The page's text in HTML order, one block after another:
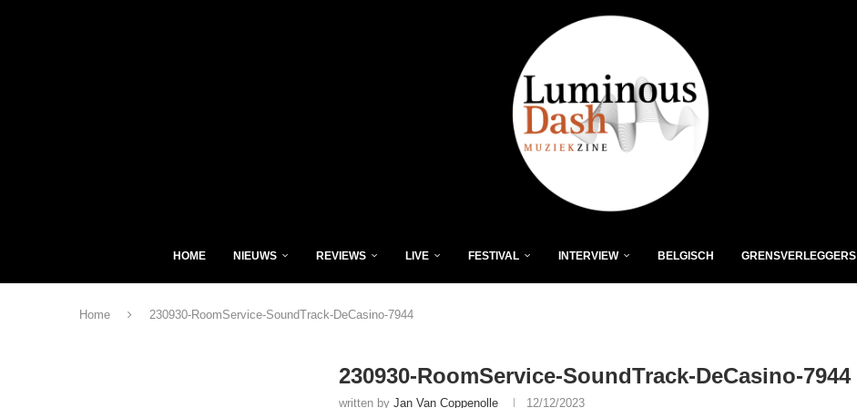
HOME NIEUWS REVIEWS LIVE FESTIVAL INTERVIEW BELGISCH GRENSVERLEGGERS
Home 230930-RoomService-SoundTrack-DeCasino-7944
230930-RoomService-SoundTrack-DeCasino-7944
written by Jan Van Coppenolle 12/12/2023